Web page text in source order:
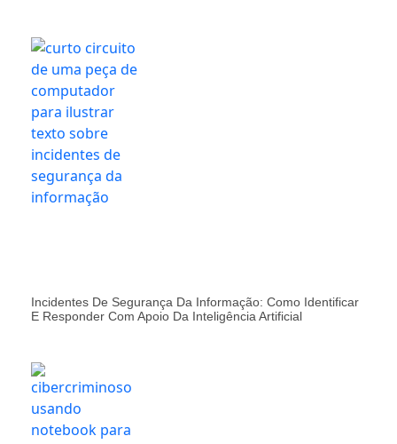
Incidentes De Segurança Da Informação: Como Identificar
E Responder Com Apoio Da Inteligência Artificial